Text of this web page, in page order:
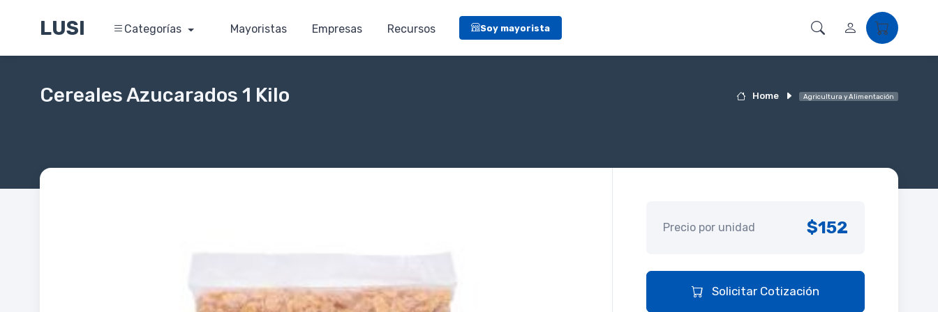
LUSI Categorías Mayoristas Empresas Recursos Soy mayorista
Home Agricultura y Alimentación
Cereales Azucarados 1 Kilo
Precio por unidad $152
Solicitar Cotización